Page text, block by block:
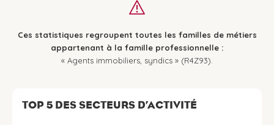
Ces statistiques regroupent toutes les familles de métiers
appartenant à la famille professionnelle :
« Agents immobiliers, syndics » (R4Z93).
TOP 5 DES SECTEURS D’ACTIVITÉ